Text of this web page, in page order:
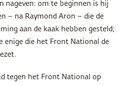
nageven: om te beginnen is hij
– na Raymond Aron – die de
aan de kaak hebben gesteld;
enige die het Front National de
tegen het Front National op